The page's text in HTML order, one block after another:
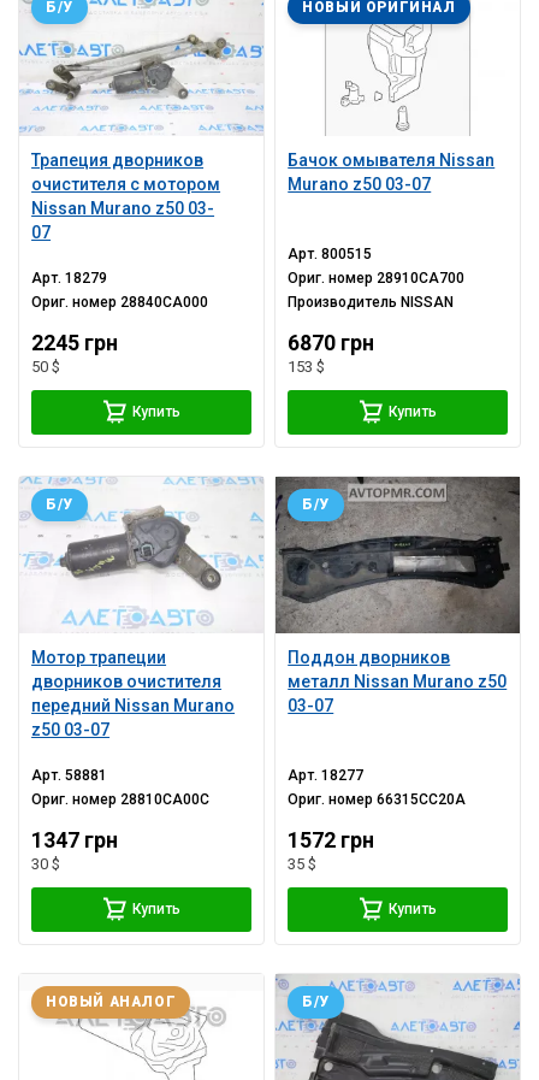
Трапеция дворников
очистителя с мотором
Nissan Murano z50 03-
07
Б/У
Арт.18279
Ориг. номер 28840CA000
2245 грн
50 $
Купить
Бачок омывателя Nissan
Murano z50 03-07
НОВЫЙ ОРИГИНАЛ
Арт.800515
Ориг. номер 28910CA700
Производитель NISSAN
6870 грн
153 $
Купить
Мотор трапеции
дворников очистителя
передний Nissan Murano
z50 03-07
Б/У
Арт.58881
Ориг. номер 28810CA00C
1347 грн
30 $
Купить
Поддон дворников
металл Nissan Murano z50
03-07
Б/У
Арт.18277
Ориг. номер66315CC20A
1572 грн
35 $
Купить
НОВЫЙ АНАЛОГ Б/У